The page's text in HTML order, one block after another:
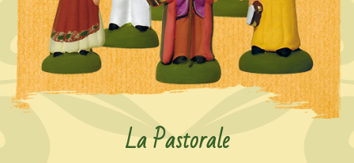
La Pastorale